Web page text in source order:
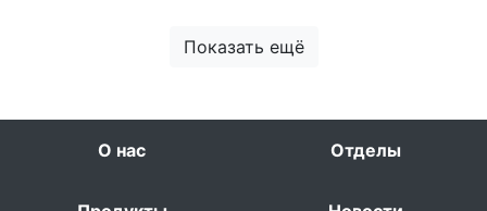
Показать ещё
О нас Отделы